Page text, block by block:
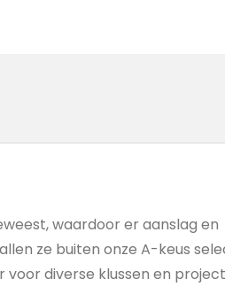
waardoor er aanslag en
ze buiten onze A-keus
diverse klussen en